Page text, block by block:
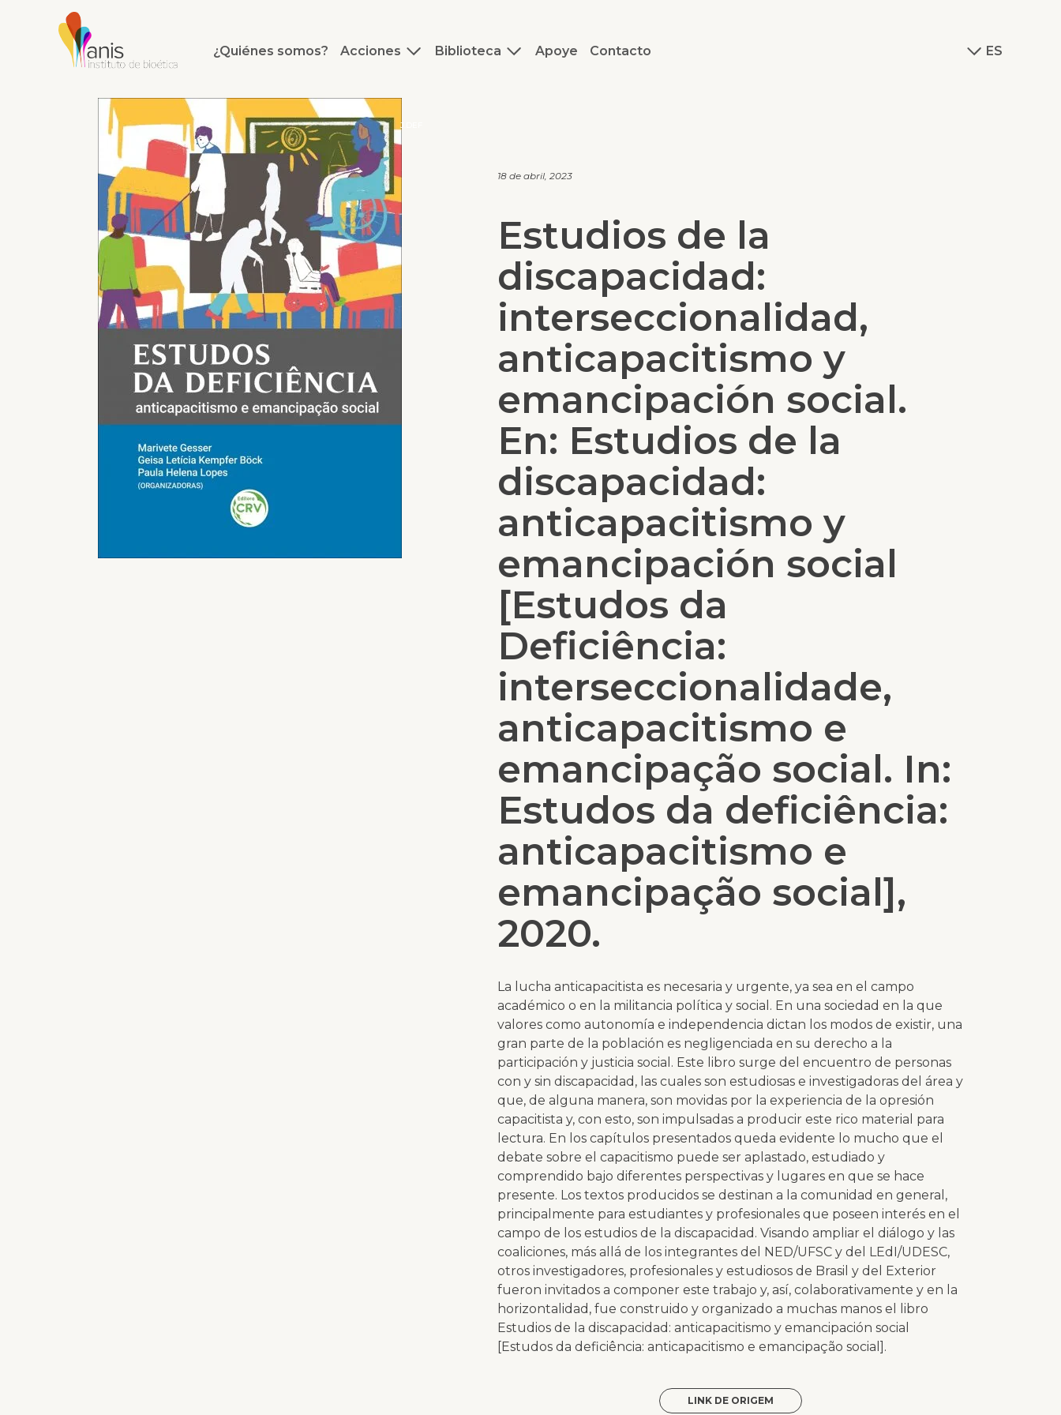
¿Quiénes somos? Acciones Biblioteca Apoye Contacto ES
J.DEF
18 de abril, 2023
Estudios de la
discapacidad:
interseccionalidad,
anticapacitismo y
emancipación social.
En: Estudios de la
discapacidad:
anticapacitismo y
emancipación social
[Estudos da
Deficiência:
interseccionalidade,
anticapacitismo e
emancipação social. In:
Estudos da deficiência:
anticapacitismo e
emancipação social],
2020.
La lucha anticapacitista es necesaria y urgente, ya sea en el campo
académico o en la militancia política y social. En una sociedad en la que
valores como autonomía e independencia dictan los modos de existir, una
gran parte de la población es negligenciada en su derecho a la
participación y justicia social. Este libro surge del encuentro de personas
con y sin discapacidad, las cuales son estudiosas e investigadoras del área y
que, de alguna manera, son movidas por la experiencia de la opresión
capacitista y, con esto, son impulsadas a producir este rico material para
lectura. En los capítulos presentados queda evidente lo mucho que el
debate sobre el capacitismo puede ser aplastado, estudiado y
comprendido bajo diferentes perspectivas y lugares en que se hace
presente. Los textos producidos se destinan a la comunidad en general,
principalmente para estudiantes y profesionales que poseen interés en el
campo de los estudios de la discapacidad. Visando ampliar el diálogo y las
coaliciones, más allá de los integrantes del NED/UFSC y del LEdI/UDESC,
otros investigadores, profesionales y estudiosos de Brasil y del Exterior
fueron invitados a componer este trabajo y, así, colaborativamente y en la
horizontalidad, fue construido y organizado a muchas manos el libro
Estudios de la discapacidad: anticapacitismo y emancipación social
[Estudos da deficiência: anticapacitismo e emancipação social].
LINK DE ORIGEM